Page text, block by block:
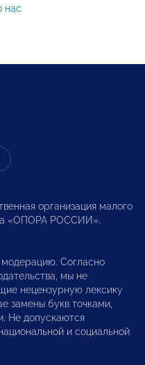
нас
организация малого
«ОПОРА РОССИИ».
Согласно
мы не
нецензурную лексику
замены букв точками,
Не допускаются
и социальной